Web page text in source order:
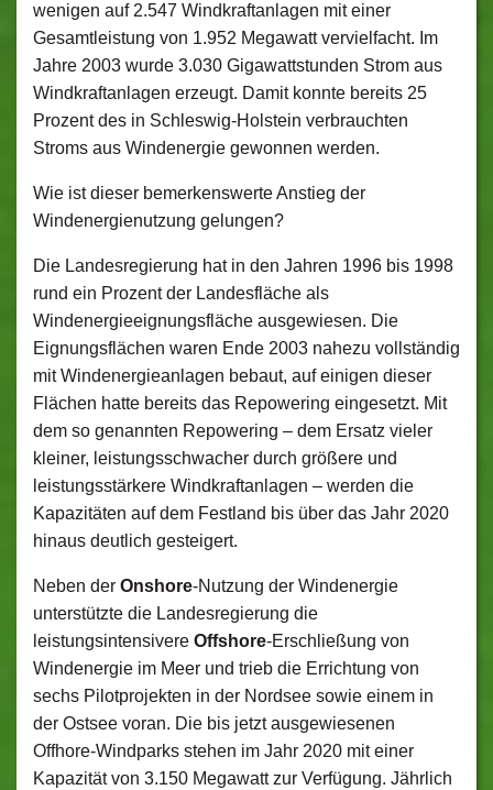
wenigen auf 2.547 Windkraftanlagen mit einer
Gesamtleistung von 1.952 Megawatt vervielfacht. Im
Jahre 2003 wurde 3.030 Gigawattstunden Strom aus
Windkraftanlagen erzeugt. Damit konnte bereits 25
Prozent des in Schleswig-Holstein verbrauchten
Stroms aus Windenergie gewonnen werden.
Wie ist dieser bemerkenswerte Anstieg der
Windenergienutzung gelungen?
Die Landesregierung hat in den Jahren 1996 bis 1998
rund ein Prozent der Landesfläche als
Windenergieeignungsfläche ausgewiesen. Die
Eignungsflächen waren Ende 2003 nahezu vollständig
mit Windenergieanlagen bebaut, auf einigen dieser
Flächen hatte bereits das Repowering eingesetzt. Mit
dem so genannten Repowering – dem Ersatz vieler
kleiner, leistungsschwacher durch größere und
leistungsstärkere Windkraftanlagen – werden die
Kapazitäten auf dem Festland bis über das Jahr 2020
hinaus deutlich gesteigert.
Neben der Onshore-Nutzung der Windenergie
unterstützte die Landesregierung die
leistungsintensivere Offshore-Erschließung von
Windenergie im Meer und trieb die Errichtung von
sechs Pilotprojekten in der Nordsee sowie einem in
der Ostsee voran. Die bis jetzt ausgewiesenen
Offhore-Windparks stehen im Jahr 2020 mit einer
Kapazität von 3.150 Megawatt zur Verfügung. Jährlich